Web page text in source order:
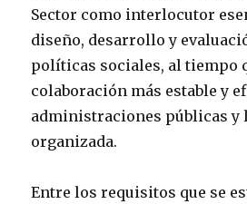
Sector como interlocutor
diseño, desarrollo y
políticas sociales, al tiempo
colaboración más estable y
administraciones públicas y
organizada.
Entre los requisitos que se